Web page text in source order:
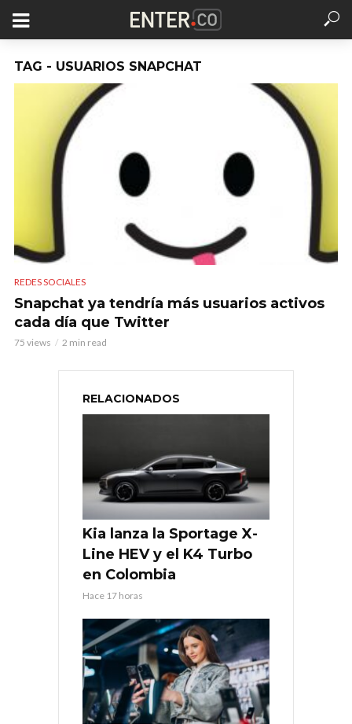
TAG - USUARIOS SNAPCHAT
REDES SOCIALES
Snapchat ya tendría más usuarios activos
cada día que Twitter
75 views 2 min read
RELACIONADOS
Kia lanza la Sportage X-
Line HEV y el K4 Turbo
en Colombia
Hace 17 horas